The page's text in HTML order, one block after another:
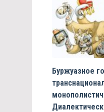
Буржуазное